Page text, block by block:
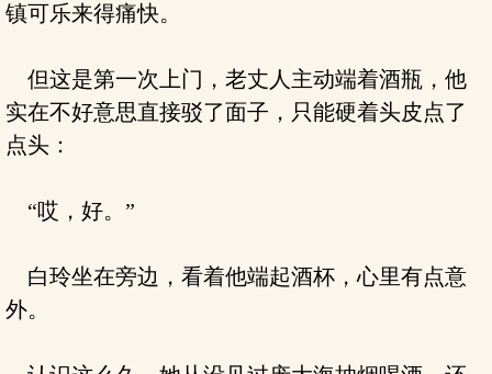
镇可乐来得痛快。
但这是第一次上门，老丈人主动端着酒瓶，他
实在不好意思直接驳了面子，只能硬着头皮点了
点头：
“哎，好。”
白玲坐在旁边，看着他端起酒杯，心里有点意
外。